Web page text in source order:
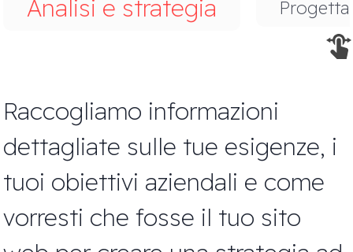
Analisi e strategia
Raccogliamo informazioni
dettagliate sulle tue esigenze, i
tuoi obiettivi aziendali e come
vorresti che fosse il tuo sito